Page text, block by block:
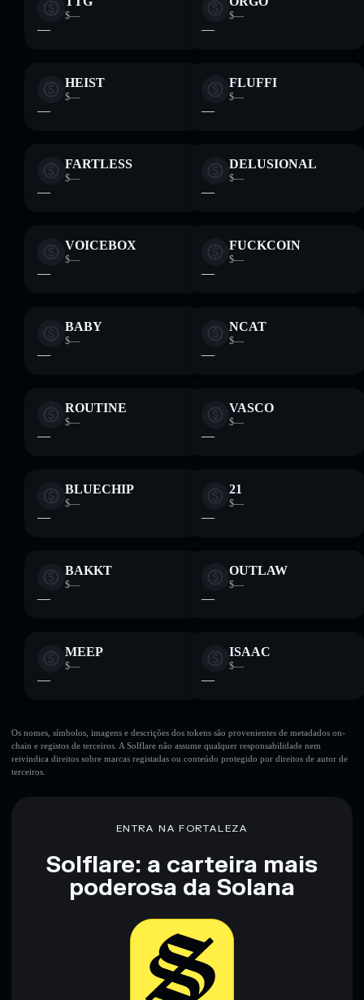
$—
—
$—
—
HEIST
$—
—
FLUFFI
$—
—
FARTLESS
$—
—
DELUSIONAL
$—
—
VOICEBOX
$—
—
FUCKCOIN
$—
—
BABY
$—
—
NCAT
$—
—
ROUTINE
$—
—
VASCO
$—
—
BLUECHIP
$—
—
21
$—
—
BAKKT
$—
—
OUTLAW
$—
—
MEEP
$—
—
ISAAC
$—
—
Os nomes, símbolos, imagens e descrições dos tokens são provenientes de metadados on-
chain e registos de terceiros. A Solflare não assume qualquer responsabilidade nem
reivindica direitos sobre marcas registadas ou conteúdo protegido por direitos de autor de
terceiros.
ENTRA NA FORTALEZA
Solflare: a carteira mais
poderosa da Solana